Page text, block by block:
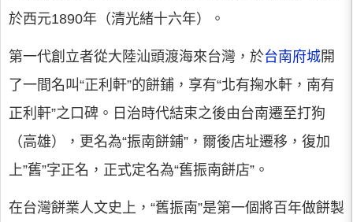
於西元1890年（清光緒十六年）。
第一代創立者從大陸汕頭渡海來台灣，於台南府城開
了一間名叫“正利軒”的餅鋪，享有“北有掬水軒，南有
正利軒”之口碑。日治時代結束之後由台南遷至打狗
（高雄），更名為“振南餅鋪”，爾後店址遷移，復加
上”舊”字正名，正式定名為“舊振南餅店”。
在台灣餅業人文史上，“舊振南”是第一個將百年做餅製